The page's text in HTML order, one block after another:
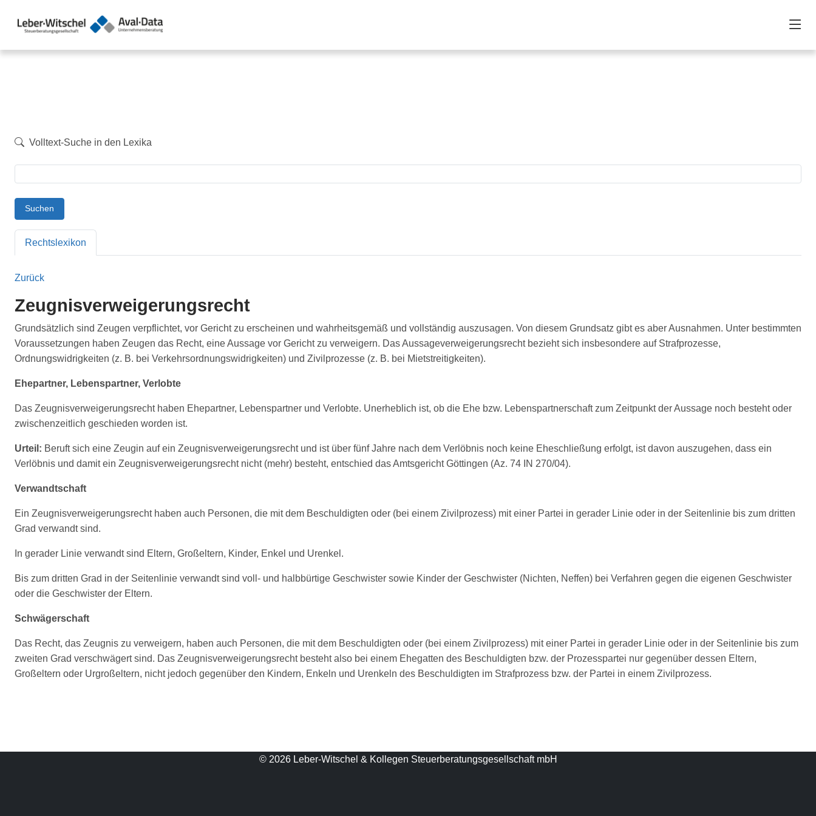
Volltext-Suche in den Lexika
Suchen
Rechtslexikon
Zurück
Zeugnisverweigerungsrecht
Grundsätzlich sind Zeugen verpflichtet, vor Gericht zu erscheinen und wahrheitsgemäß und vollständig auszusagen. Von diesem Grundsatz gibt es aber Ausnahmen. Unter bestimmten
Voraussetzungen haben Zeugen das Recht, eine Aussage vor Gericht zu verweigern. Das Aussageverweigerungsrecht bezieht sich insbesondere auf Strafprozesse,
Ordnungswidrigkeiten (z. B. bei Verkehrsordnungswidrigkeiten) und Zivilprozesse (z. B. bei Mietstreitigkeiten).
Ehepartner, Lebenspartner, Verlobte
Das Zeugnisverweigerungsrecht haben Ehepartner, Lebenspartner und Verlobte. Unerheblich ist, ob die Ehe bzw. Lebenspartnerschaft zum Zeitpunkt der Aussage noch besteht oder
zwischenzeitlich geschieden worden ist.
Urteil: Beruft sich eine Zeugin auf ein Zeugnisverweigerungsrecht und ist über fünf Jahre nach dem Verlöbnis noch keine Eheschließung erfolgt, ist davon auszugehen, dass ein
Verlöbnis und damit ein Zeugnisverweigerungsrecht nicht (mehr) besteht, entschied das Amtsgericht Göttingen (Az. 74 IN 270/04).
Verwandtschaft
Ein Zeugnisverweigerungsrecht haben auch Personen, die mit dem Beschuldigten oder (bei einem Zivilprozess) mit einer Partei in gerader Linie oder in der Seitenlinie bis zum dritten
Grad verwandt sind.
In gerader Linie verwandt sind Eltern, Großeltern, Kinder, Enkel und Urenkel.
Bis zum dritten Grad in der Seitenlinie verwandt sind voll- und halbbürtige Geschwister sowie Kinder der Geschwister (Nichten, Neffen) bei Verfahren gegen die eigenen Geschwister
oder die Geschwister der Eltern.
Schwägerschaft
Das Recht, das Zeugnis zu verweigern, haben auch Personen, die mit dem Beschuldigten oder (bei einem Zivilprozess) mit einer Partei in gerader Linie oder in der Seitenlinie bis zum
zweiten Grad verschwägert sind. Das Zeugnisverweigerungsrecht besteht also bei einem Ehegatten des Beschuldigten bzw. der Prozesspartei nur gegenüber dessen Eltern,
Großeltern oder Urgroßeltern, nicht jedoch gegenüber den Kindern, Enkeln und Urenkeln des Beschuldigten im Strafprozess bzw. der Partei in einem Zivilprozess.
© 2026 Leber-Witschel & Kollegen Steuerberatungsgesellschaft mbH